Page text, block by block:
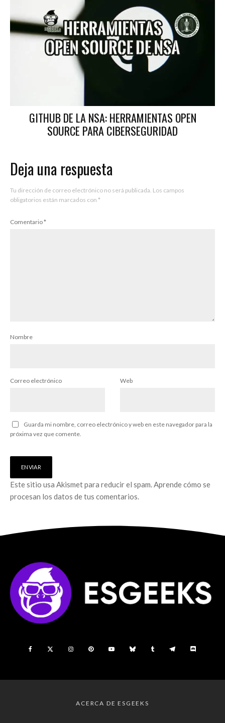
GITHUB DE LA NSA: HERRAMIENTAS OPEN
SOURCE PARA CIBERSEGURIDAD
Deja una respuesta
Tu dirección de correo electrónico no será publicada. Los campos
obligatorios están marcados con *
Comentario*
Nombre
Correo electrónico Web
Guarda mi nombre, correo electrónico y web en este navegador para la
próxima vez que comente.
Este sitio usa Akismet para reducir el spam.Aprende cómo se
procesan los datos de tus comentarios.
ACERCA DE ESGEEKS